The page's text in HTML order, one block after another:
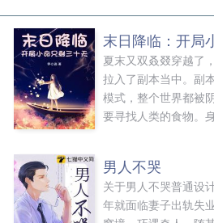
夏末又双叒叕穿越了
拉入了副本当中。副
模式，整个世界都被
要寻找人类的食物。
多的符咒幸亏她的储
就慢慢磨，这副本还
宝，这巨蟒的晶核竟
男人不哭
关于男人不哭普通设
年就面临妻子出轨失